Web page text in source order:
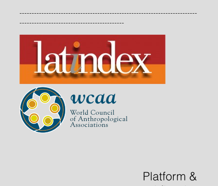
-------------------------------------------------------------------------
-------------------------------------------